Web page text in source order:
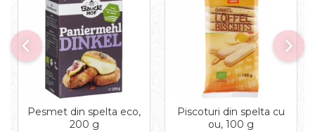
Pesmet din spelta eco,
200 g
Piscoturi din spelta cu
ou, 100 g